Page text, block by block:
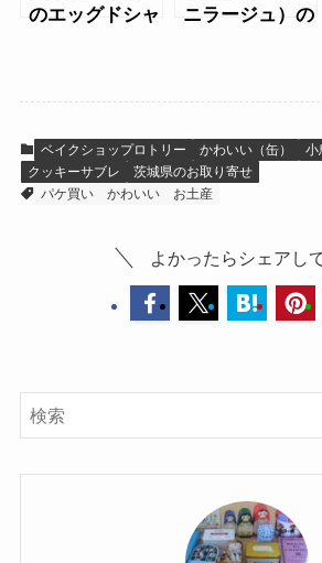
のエッグドシャ
ニラージュ）の
ベイクショップロトリー かわいい（缶） 小
クッキーサブレ
茨城県のお取り寄せ
パケ買い
かわいい お土産
よかったらシェアし